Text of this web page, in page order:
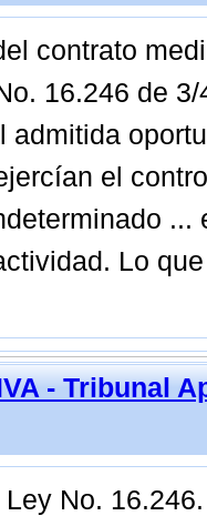
contrato
16.246 de
admitida
el
Lo
- Tribunal
No.